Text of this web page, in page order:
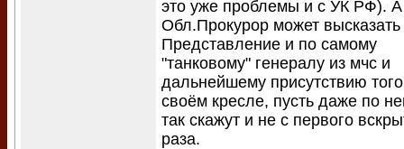
это уже проблемы и с УК РФ). А
Обл.Прокурор может высказать
Представление и по самому
"танковому" генералу из мчс и
дальнейшему присутствию
своём кресле, пусть даже по
так скажут и не с первого
раза.